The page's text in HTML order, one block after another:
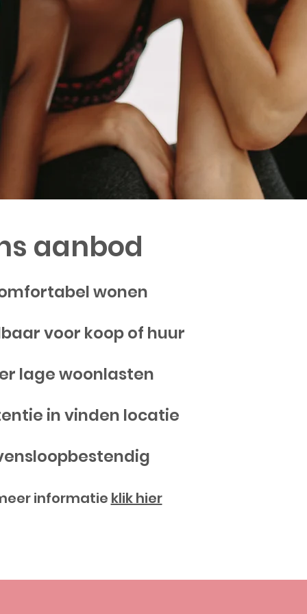
aanbod
wonen
voor koop of huur
lage woonlasten
in vinden locatie
informatie klik hier